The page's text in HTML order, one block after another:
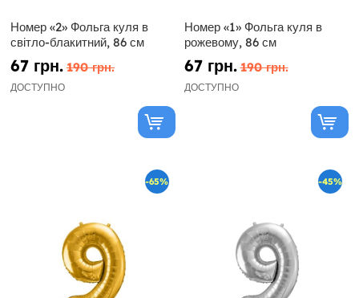
Номер «2» Фольга куля в
світло-блакитний, 86 см
67 грн. 190 грн.
ДОСТУПНО
Номер «1» Фольга куля в
рожевому, 86 см
67 грн. 190 грн.
ДОСТУПНО
-65% -45%